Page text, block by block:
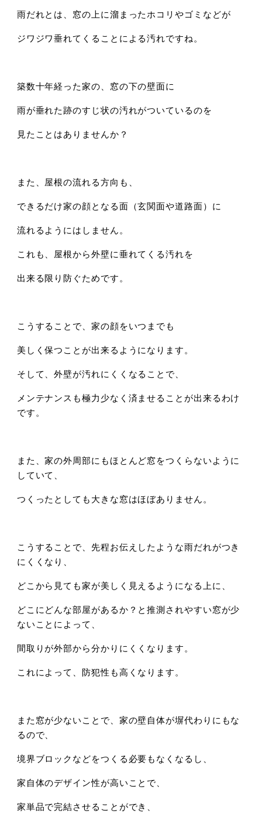
雨だれとは、窓の上に溜まったホコリやゴミなどが
ジワジワ垂れてくることによる汚れですね。
築数十年経った家の、窓の下の壁面に
雨が垂れた跡のすじ状の汚れがついているのを
見たことはありませんか？
また、屋根の流れる方向も、
できるだけ家の顔となる面（玄関面や道路面）に
流れるようにはしません。
これも、屋根から外壁に垂れてくる汚れを
出来る限り防ぐためです。
こうすることで、家の顔をいつまでも
美しく保つことが出来るようになります。
そして、外壁が汚れにくくなることで、
メンテナンスも極力少なく済ませることが出来るわけ
です。
また、家の外周部にもほとんど窓をつくらないように
していて、
つくったとしても大きな窓はほぼありません。
こうすることで、先程お伝えしたような雨だれがつき
にくくなり、
どこから見ても家が美しく見えるようになる上に、
どこにどんな部屋があるか？と推測されやすい窓が少
ないことによって、
間取りが外部から分かりにくくなります。
これによって、防犯性も高くなります。
また窓が少ないことで、家の壁自体が塀代わりにもな
るので、
境界ブロックなどをつくる必要もなくなるし、
家自体のデザイン性が高いことで、
家単品で完結させることができ、